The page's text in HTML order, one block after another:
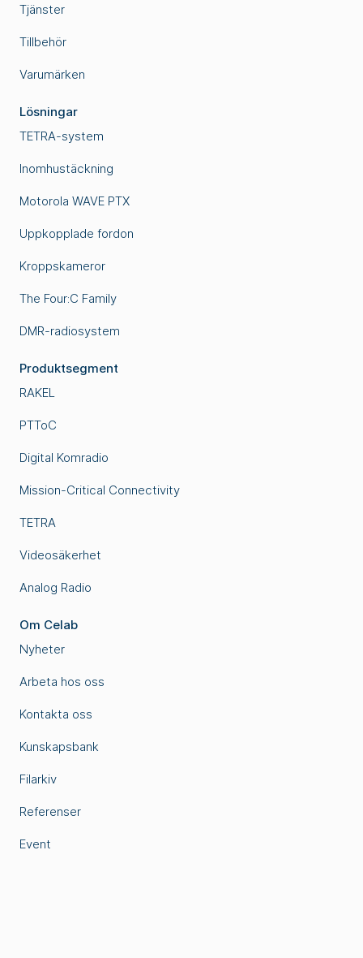
Tjänster
Tillbehör
Varumärken
Lösningar
TETRA-system
Inomhustäckning
Motorola WAVE PTX
Uppkopplade fordon
Kroppskameror
The Four:C Family
DMR-radiosystem
Produktsegment
RAKEL
PTToC
Digital Komradio
Mission-Critical Connectivity
TETRA
Videosäkerhet
Analog Radio
Om Celab
Nyheter
Arbeta hos oss
Kontakta oss
Kunskapsbank
Filarkiv
Referenser
Event